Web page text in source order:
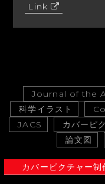
Link
Journal of the
科学イラスト
JACS
カバーピ
論文図
カバーピクチャー制